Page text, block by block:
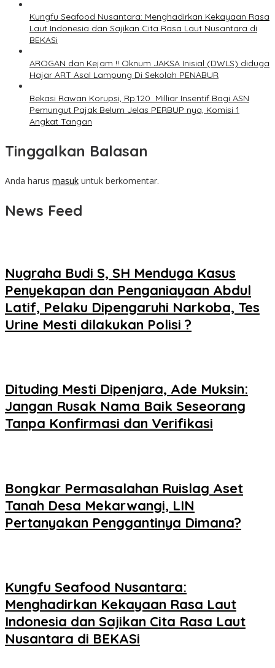
Kungfu Seafood Nusantara: Menghadirkan Kekayaan Rasa
Laut Indonesia dan Sajikan Cita Rasa Laut Nusantara di
BEKASi
AROGAN dan Kejam !! Oknum JAKSA Inisial (DWLS) diduga
Hajar ART Asal Lampung Di Sekolah PENABUR
Bekasi Rawan Korupsi, Rp.120 Milliar Insentif Bagi ASN
Pemungut Pajak Belum Jelas PERBUP nya, Komisi 1
Angkat Tangan
Tinggalkan Balasan
Anda harus masuk untuk berkomentar.
News Feed
Nugraha Budi S, SH Menduga Kasus
Penyekapan dan Penganiayaan Abdul
Latif, Pelaku Dipengaruhi Narkoba, Tes
Urine Mesti dilakukan Polisi ?
Dituding Mesti Dipenjara, Ade Muksin:
Jangan Rusak Nama Baik Seseorang
Tanpa Konfirmasi dan Verifikasi
Bongkar Permasalahan Ruislag Aset
Tanah Desa Mekarwangi, LIN
Pertanyakan Penggantinya Dimana?
Kungfu Seafood Nusantara:
Menghadirkan Kekayaan Rasa Laut
Indonesia dan Sajikan Cita Rasa Laut
Nusantara di BEKASi